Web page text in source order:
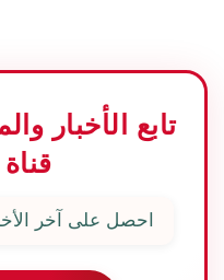
تابع الأخبار
احصل على آخر